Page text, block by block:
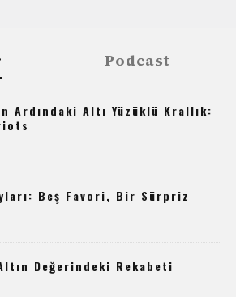
Podcast
Ardındaki Altı Yüzüklü Krallık:
Beş Favori, Bir Sürpriz
Değerindeki Rekabeti